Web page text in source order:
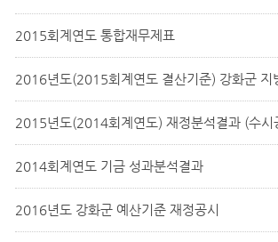
2015회계연도 통합재무제표
2015년도(2014회계연도) 재정분석결과 (수시
2014회계연도 기금 성과분석결과
2016년도 강화군 예산기준 재정공시